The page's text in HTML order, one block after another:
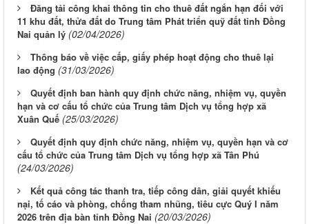
Đăng tải công khai thông tin cho thuê đất ngắn hạn đối với
11 khu đất, thửa đất do Trung tâm Phát triển quỹ đất tỉnh Đồng
Nai quản lý (02/04/2026)
Thông báo về việc cấp, giấy phép hoạt động cho thuê lại
lao động (31/03/2026)
Quyết định ban hành quy định chức năng, nhiệm vụ, quyền
hạn và cơ cấu tổ chức của Trung tâm Dịch vụ tổng hợp xã
Xuân Quế (25/03/2026)
Quyết định quy định chức năng, nhiệm vụ, quyền hạn và cơ
cấu tổ chức của Trung tâm Dịch vụ tổng hợp xã Tân Phú
(24/03/2026)
Kết quả công tác thanh tra, tiếp công dân, giải quyết khiếu
nại, tố cáo và phòng, chống tham nhũng, tiêu cực Quý I năm
2026 trên địa bàn tỉnh Đồng Nai (20/03/2026)